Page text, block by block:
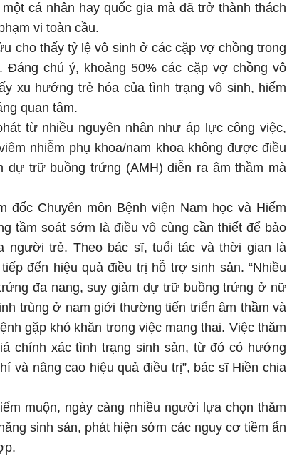
cá nhân hay quốc gia mà đã trở thành thách
vi toàn cầu.
cho thấy tỷ lệ vô sinh ở các cặp vợ chồng trong
Đáng chú ý, khoảng 50% các cặp vợ chồng vô
xu hướng trẻ hóa của tình trạng vô sinh, hiếm
quan tâm.
từ nhiều nguyên nhân như áp lực công việc,
nhiễm phụ khoa/nam khoa không được điều
dự trữ buồng trứng (AMH) diễn ra âm thầm mà
đốc Chuyên môn Bệnh viện Nam học và Hiếm
tầm soát sớm là điều vô cùng cần thiết để bảo
người trẻ. Theo bác sĩ, tuổi tác và thời gian là
đến hiệu quả điều trị hỗ trợ sinh sản. “Nhiều
đa nang, suy giảm dự trữ buồng trứng ở nữ
trùng ở nam giới thường tiến triển âm thầm và
gặp khó khăn trong việc mang thai. Việc thăm
chính xác tình trạng sinh sản, từ đó có hướng
và nâng cao hiệu quả điều trị”, bác sĩ Hiền chia
muộn, ngày càng nhiều người lựa chọn thăm
sinh sản, phát hiện sớm các nguy cơ tiềm ẩn